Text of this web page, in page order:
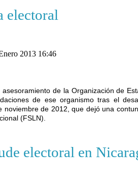
electoral
2013 16:46
de la Organización de
de ese organismo tras el
noviembre de 2012, que dejó una
(FSLN).
electoral en